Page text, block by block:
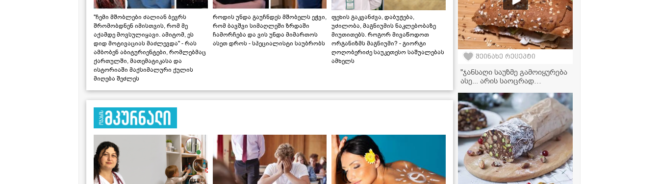
"ჩემი მშობლები ძალიან ბევრს
შრომობდნენ იმისთვის, რომ მე
აქამდე მოვსულიყავი. ამიტომ, ეს
დიდ მოტივაციას მაძლევდა" - რას
ამბობენ აბიტურიენტები, რომლებმაც
ქართულში, მათემატიკასა და
ისტორიაში მაქსიმალური ქულის
მიღება შეძლეს
როდის უნდა გაუჩნდეს მშობელს ეჭვი,
რომ ბავშვი სიმაღლეში ზრდაში
ჩამორჩება და ვის უნდა მიმართოს
ასეთ დროს - სპეციალისტი საუბრობს
ფეხის გაკვანძვა, დაბუჟება,
უძილობა, მაგნიუმის ნაკლებობაზე
მიუთითებს. როგორ მივაწოდოთ
ორგანიზმს მაგნიუმი? - გიორგი
ღოღობერიძე საუკეთესო საშუალებას
ამხელს
შეინახე რეცეპტი
"ჯანსაღი საუზმე გამოიყურება
ასე... არის საოცრად
სენდვიჩი